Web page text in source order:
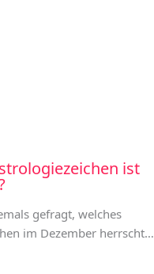
ist
gefragt, welches
im Dezember herrscht…